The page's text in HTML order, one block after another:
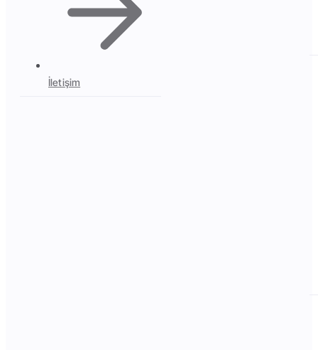
İletişim